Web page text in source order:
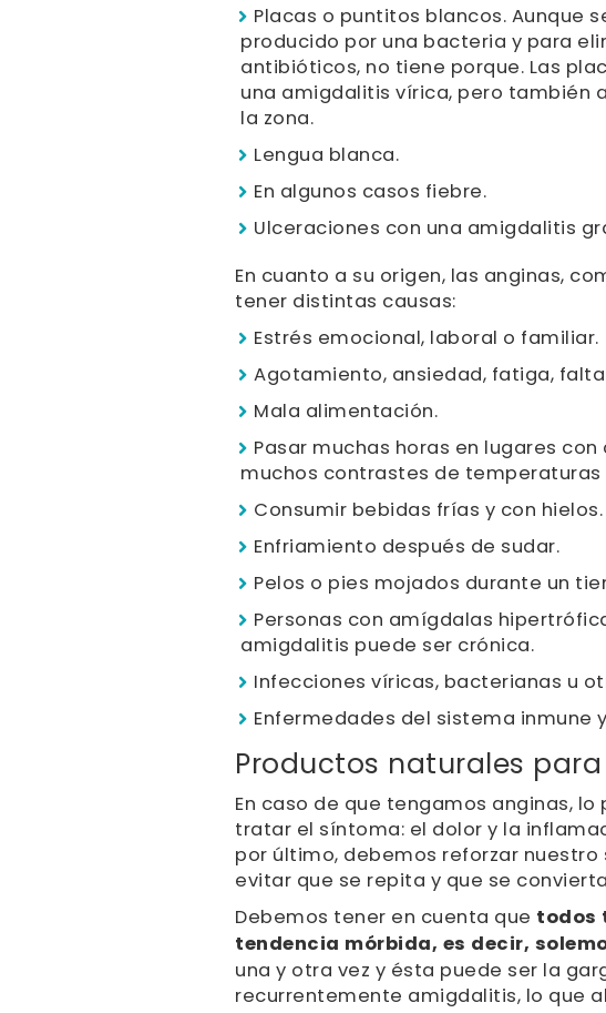
Placas o puntitos blancos. Aunque
producido por una bacteria y para
antibióticos, no tiene porque. Las
una amigdalitis vírica, pero también
la zona.
Lengua blanca.
En algunos casos fiebre.
Ulceraciones con una amigdalitis
En cuanto a su origen, las anginas,
tener distintas causas:
Estrés emocional, laboral o familiar.
Agotamiento, ansiedad, fatiga,
Mala alimentación.
Pasar muchas horas en lugares
muchos contrastes de
Consumir bebidas frías y con hielos.
Enfriamiento después de sudar.
Pelos o pies mojados durante un
Personas con amígdalas
amigdalitis puede ser crónica.
Infecciones víricas, bacterianas u
Enfermedades del sistema inmune
Productos naturales
En caso de que tengamos anginas,
tratar el síntoma: el dolor y la
por último, debemos reforzar
evitar que se repita y que se
Debemos tener en cuenta que todos
tendencia mórbida, es decir,
una y otra vez y ésta puede ser la
recurrentemente amigdalitis, lo que